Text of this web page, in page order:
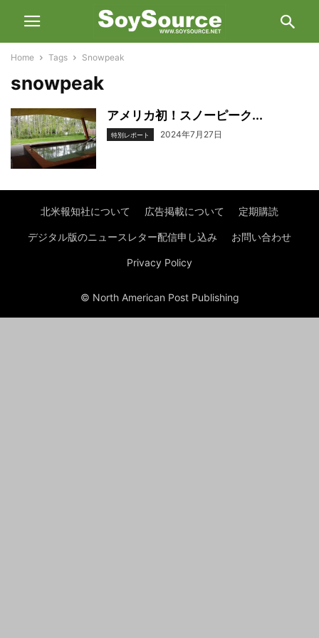
Home Tags Snowpeak
snowpeak
アメリカ初！スノーピーク...
特別レポート 2024年7月27日
北米報知社について 広告掲載について 定期購読
デジタル版のニュースレター配信申し込み お問い合わせ
Privacy Policy
© North American Post Publishing